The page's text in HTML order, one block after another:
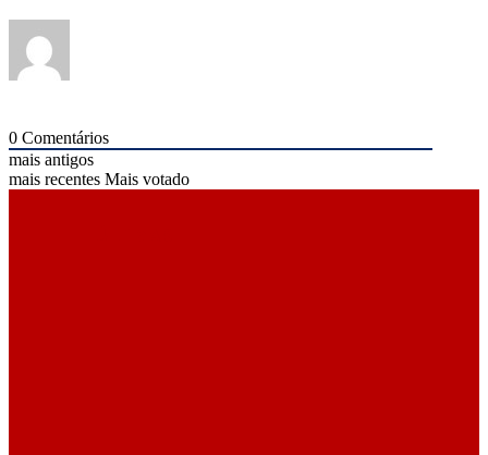
0 Comentários
mais antigos
mais recentes Mais votado